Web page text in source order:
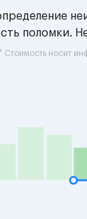
поломки.
Стоимость носит